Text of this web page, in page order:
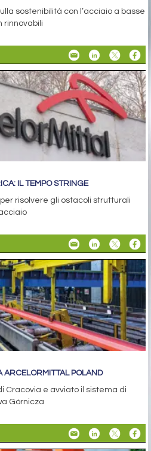
sostenibilità con l’acciaio a basse
rinnovabili
IL TEMPO STRINGE
risolvere gli ostacoli strutturali
ARCELORMITTAL POLAND
Cracovia e avviato il sistema di
Górnicza